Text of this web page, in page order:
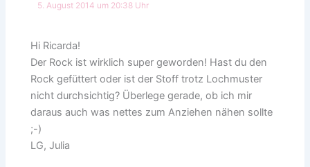
5. August 2014 um 20:38 Uhr
Hi Ricarda!
Der Rock ist wirklich super geworden! Hast du den
Rock gefüttert oder ist der Stoff trotz Lochmuster
nicht durchsichtig? Überlege gerade, ob ich mir
daraus auch was nettes zum Anziehen nähen sollte
;-)
LG, Julia